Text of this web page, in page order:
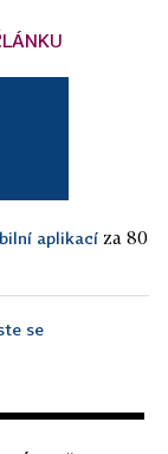
aplikací za 80
se